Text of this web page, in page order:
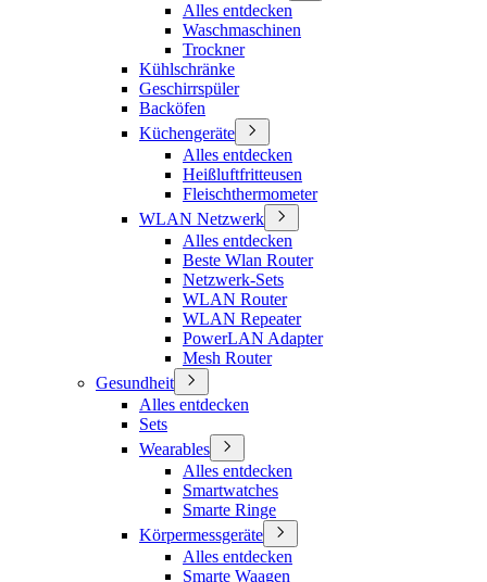
Alles entdecken
Waschmaschinen
Trockner
Kühlschränke
Geschirrspüler
Backöfen
Küchengeräte
Alles entdecken
Heißluftfritteusen
Fleischthermometer
WLAN Netzwerk
Alles entdecken
Beste Wlan Router
Netzwerk-Sets
WLAN Router
WLAN Repeater
PowerLAN Adapter
Mesh Router
Gesundheit
Alles entdecken
Sets
Wearables
Alles entdecken
Smartwatches
Smarte Ringe
Körpermessgeräte
Alles entdecken
Smarte Waagen